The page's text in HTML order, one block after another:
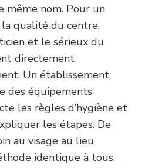
même nom. Pour un
la qualité du centre,
et le sérieux du
directement
Un établissement
des équipements
les règles d’hygiène et
les étapes. De
au visage au lieu
identique à tous.